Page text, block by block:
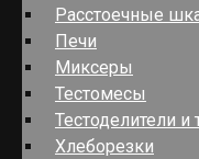
Расстоечные
Печи
Миксеры
Тестомесы
Тестоделители и
Хлеборезки